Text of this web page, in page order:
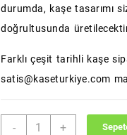
durumda, kaşe tasarımı
doğrultusunda
Farklı çeşit tarihli kaşe
satis@kaseturkiye.com
-
MobiStamps
+